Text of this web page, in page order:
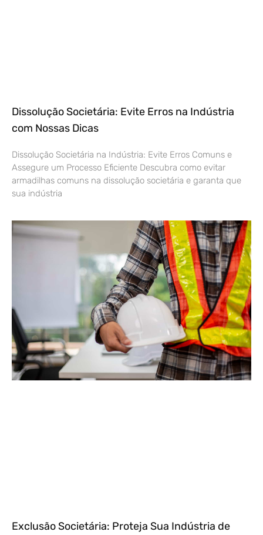
Dissolução Societária: Evite Erros na Indústria
com Nossas Dicas
Dissolução Societária na Indústria: Evite Erros Comuns e
Assegure um Processo Eficiente Descubra como evitar
armadilhas comuns na dissolução societária e garanta que
sua indústria
Exclusão Societária: Proteja Sua Indústria de